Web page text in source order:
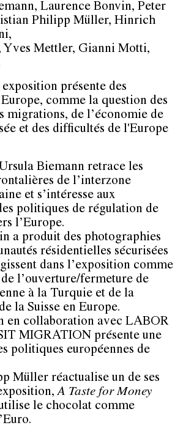
Laurence Bonvin, Peter
Philipp Müller, Hinrich
Yves Mettler, Gianni Motti,
présente des
comme la question des
migrations, de l’économie de
et des difficultés de l'Europe
Ursula Biemann retrace les
de l’interzone
et s’intéresse aux
politiques de régulation de
l’Europe.
a produit des photographies
résidentielles sécurisées
dans l’exposition comme
l’ouverture/fermeture de
à la Turquie et de la
la Suisse en Europe.
en collaboration avec LABOR
MIGRATION présente une
politiques européennes de
Müller réactualise un de ses
A Taste for Money
le chocolat comme